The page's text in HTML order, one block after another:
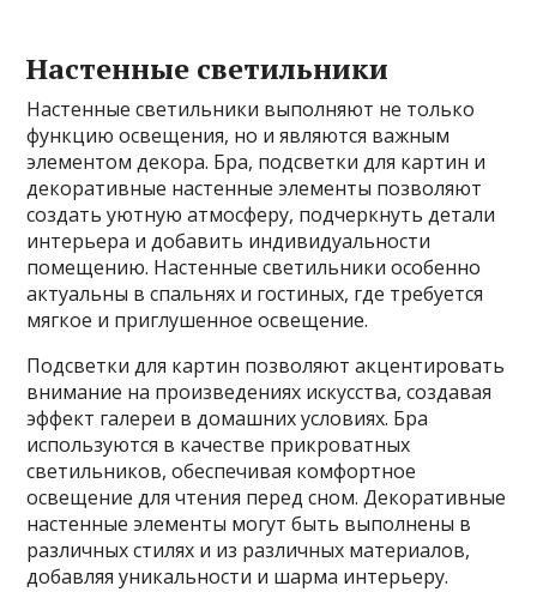
Настенные светильники
Настенные светильники выполняют не только
функцию освещения, но и являются важным
элементом декора. Бра, подсветки для картин и
декоративные настенные элементы позволяют
создать уютную атмосферу, подчеркнуть детали
интерьера и добавить индивидуальности
помещению. Настенные светильники особенно
актуальны в спальнях и гостиных, где требуется
мягкое и приглушенное освещение.
Подсветки для картин позволяют акцентировать
внимание на произведениях искусства, создавая
эффект галереи в домашних условиях. Бра
используются в качестве прикроватных
светильников, обеспечивая комфортное
освещение для чтения перед сном. Декоративные
настенные элементы могут быть выполнены в
различных стилях и из различных материалов,
добавляя уникальности и шарма интерьеру.